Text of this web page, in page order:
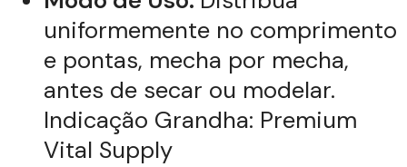
uniformemente no comprimento
e pontas, mecha por mecha,
antes de secar ou modelar.
Indicação Grandha: Premium
Vital Supply